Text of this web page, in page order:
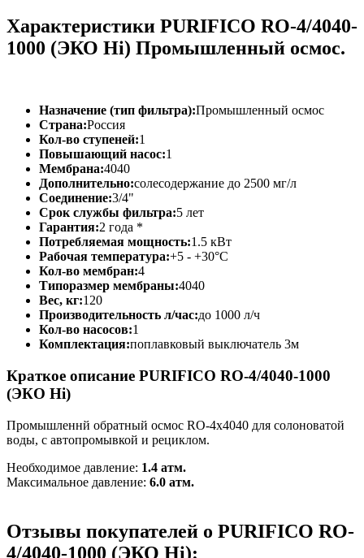
Характеристики PURIFICO RO-4/4040-
1000 (ЭКО Hi) Промышленный осмос.
Назначение (тип фильтра):Промышленный осмос
Страна:Россия
Кол-во ступеней:1
Повышающий насос:1
Мембрана:4040
Дополнительно:солесодержание до 2500 мг/л
Соединение:3/4"
Срок службы фильтра:5 лет
Гарантия:2 года *
Потребляемая мощность:1.5 кВт
Рабочая температура:+5 - +30°C
Кол-во мембран:4
Типоразмер мембраны:4040
Вес, кг:120
Производительность л/час:до 1000 л/ч
Кол-во насосов:1
Комплектация:поплавковый выключатель 3м
Краткое описание PURIFICO RO-4/4040-1000
(ЭКО Hi)
Промышленнй обратный осмос RO-4х4040 для солоноватой
воды, с автопромывкой и рециклом.
Необходимое давление: 1.4 атм.
Максимальное давление: 6.0 атм.
Отзывы покупателей о PURIFICO RO-
4/4040-1000 (ЭКО Hi):